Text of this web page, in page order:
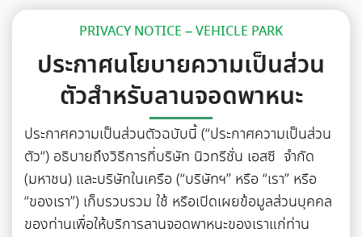
PRIVACY NOTICE – VEHICLE PARK
ประกาศนโยบายความเป็นส่วน
ตัวสำหรับลานจอดพาหนะ
ประกาศความเป็นส่วนตัวฉบับนี้ (“ประกาศความเป็นส่วน
ตัว“) อธิบายถึงวิธีการที่บริษัท นิวทรีชั่น เอสซี จำกัด
(มหาชน) และบริษัทในเครือ (“บริษัทฯ” หรือ “เรา” หรือ
“ของเรา”) เก็บรวบรวม ใช้ หรือเปิดเผยข้อมูลส่วนบุคคล
ของท่านเพื่อให้บริการลานจอดพาหนะของเราแก่ท่าน